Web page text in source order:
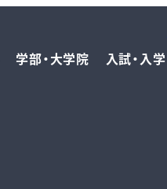
学部・大学院 入試・入学